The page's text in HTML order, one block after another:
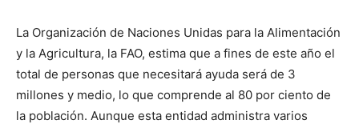
La Organización de Naciones Unidas para la Alimentación
y la Agricultura, la FAO, estima que a fines de este año el
total de personas que necesitará ayuda será de 3
millones y medio, lo que comprende al 80 por ciento de
la población. Aunque esta entidad administra varios